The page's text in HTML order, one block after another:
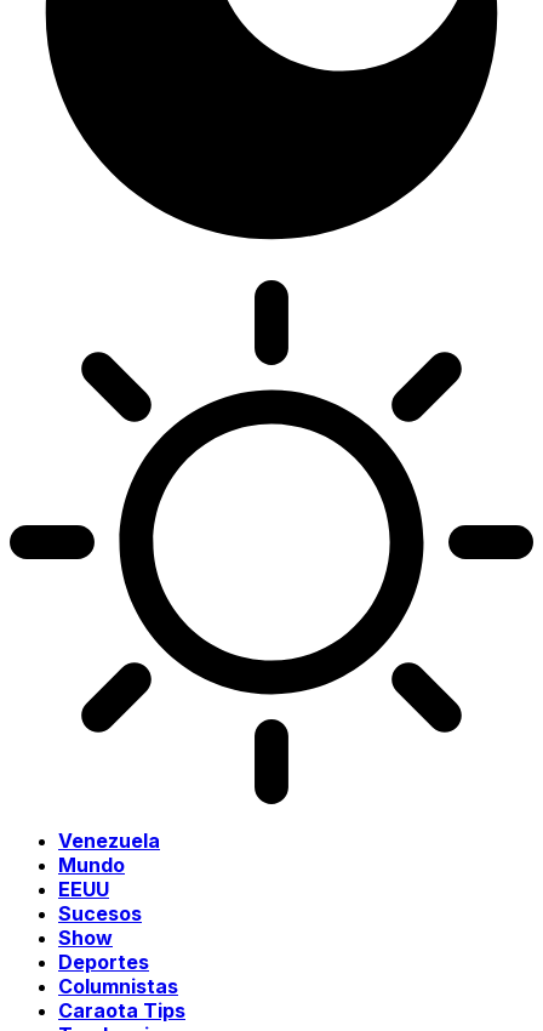
Venezuela
Mundo
EEUU
Sucesos
Show
Deportes
Columnistas
Caraota Tips